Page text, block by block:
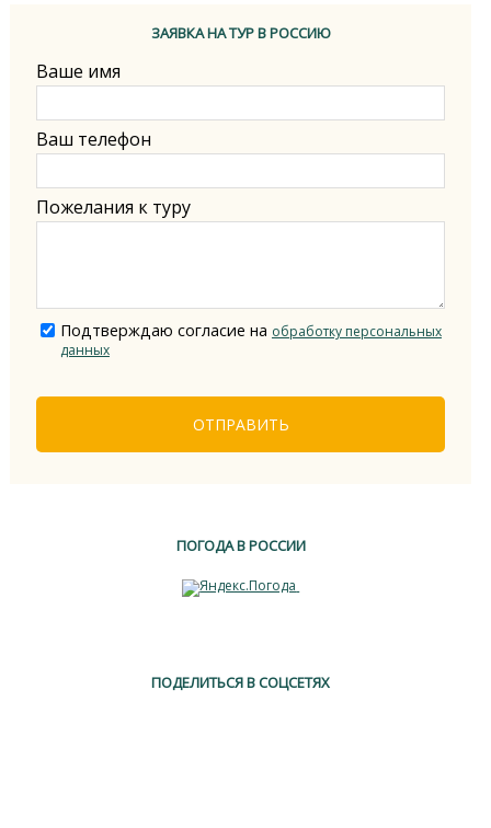
ЗАЯВКА НА ТУР В РОССИЮ
Ваше имя
Ваш телефон
Пожелания к туру
Подтверждаю согласие на обработку персональных
данных
ОТПРАВИТЬ
ПОГОДА В РОССИИ
ПОДЕЛИТЬСЯ В СОЦСЕТЯХ